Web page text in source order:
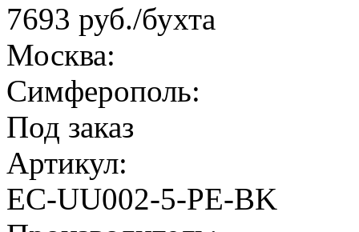
7693 руб./бухта
Москва:
Симферополь:
Под заказ
Артикул:
EC-UU002-5-PE-BK